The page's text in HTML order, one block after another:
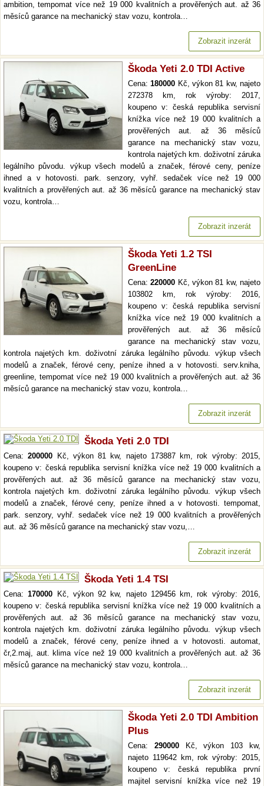
ambition, tempomat více než 19 000 kvalitních a prověřených aut. až 36
měsíců garance na mechanický stav vozu, kontrola…
Zobrazit inzerát
Škoda Yeti 2.0 TDI Active
Cena:180000 Kč, výkon 81 kw, najeto
272378 km, rok výroby: 2017,
koupeno v: česká republika servisní
knížka více než 19 000 kvalitních a
prověřených aut. až 36 měsíců
garance na mechanický stav vozu,
kontrola najetých km. doživotní záruka
legálního původu. výkup všech modelů a značek, férové ceny, peníze
ihned a v hotovosti. park. senzory, vyhř. sedaček více než 19 000
kvalitních a prověřených aut. až 36 měsíců garance na mechanický stav
vozu, kontrola…
Zobrazit inzerát
Škoda Yeti 1.2 TSI
GreenLine
Cena:220000 Kč, výkon 81 kw, najeto
103802 km, rok výroby: 2016,
koupeno v: česká republika servisní
knížka více než 19 000 kvalitních a
prověřených aut. až 36 měsíců
garance na mechanický stav vozu,
kontrola najetých km. doživotní záruka legálního původu. výkup všech
modelů a značek, férové ceny, peníze ihned a v hotovosti. serv.kniha,
greenline, tempomat více než 19 000 kvalitních a prověřených aut. až 36
měsíců garance na mechanický stav vozu, kontrola…
Zobrazit inzerát
Škoda Yeti 2.0 TDI
Cena:200000 Kč, výkon 81 kw, najeto 173887 km, rok výroby: 2015,
koupeno v: česká republika servisní knížka více než 19 000 kvalitních a
prověřených aut. až 36 měsíců garance na mechanický stav vozu,
kontrola najetých km. doživotní záruka legálního původu. výkup všech
modelů a značek, férové ceny, peníze ihned a v hotovosti. tempomat,
park. senzory, vyhř. sedaček více než 19 000 kvalitních a prověřených
aut. až 36 měsíců garance na mechanický stav vozu,…
Zobrazit inzerát
Škoda Yeti 1.4 TSI
Cena:170000 Kč, výkon 92 kw, najeto 129456 km, rok výroby: 2016,
koupeno v: česká republika servisní knížka více než 19 000 kvalitních a
prověřených aut. až 36 měsíců garance na mechanický stav vozu,
kontrola najetých km. doživotní záruka legálního původu. výkup všech
modelů a značek, férové ceny, peníze ihned a v hotovosti. automat,
čr,2.maj, aut. klima více než 19 000 kvalitních a prověřených aut. až 36
měsíců garance na mechanický stav vozu, kontrola…
Zobrazit inzerát
Škoda Yeti 2.0 TDI Ambition
Plus
Cena: 290000Kč, výkon 103 kw,
najeto 119642 km, rok výroby: 2015,
koupeno v: česká republika první
majitel servisní knížka více než 19